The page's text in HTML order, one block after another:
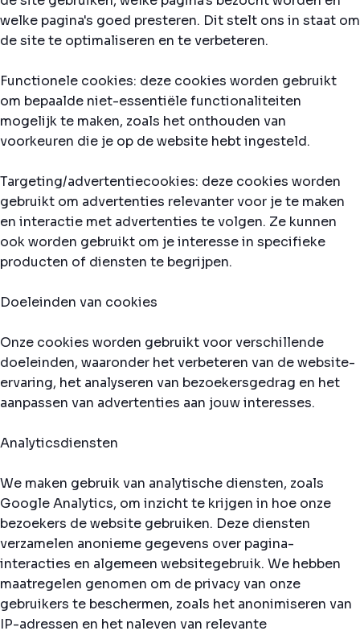
welke pagina's goed presteren. Dit stelt ons in staat om
de site te optimaliseren en te verbeteren.
Functionele cookies: deze cookies worden gebruikt
om bepaalde niet-essentiële functionaliteiten
mogelijk te maken, zoals het onthouden van
voorkeuren die je op de website hebt ingesteld.
Targeting/advertentiecookies: deze cookies worden
gebruikt om advertenties relevanter voor je te maken
en interactie met advertenties te volgen. Ze kunnen
ook worden gebruikt om je interesse in specifieke
producten of diensten te begrijpen.
Doeleinden van cookies
Onze cookies worden gebruikt voor verschillende
doeleinden, waaronder het verbeteren van de website-
ervaring, het analyseren van bezoekersgedrag en het
aanpassen van advertenties aan jouw interesses.
Analyticsdiensten
We maken gebruik van analytische diensten, zoals
Google Analytics, om inzicht te krijgen in hoe onze
bezoekers de website gebruiken. Deze diensten
verzamelen anonieme gegevens over pagina-
interacties en algemeen websitegebruik. We hebben
maatregelen genomen om de privacy van onze
gebruikers te beschermen, zoals het anonimiseren van
IP-adressen en het naleven van relevante